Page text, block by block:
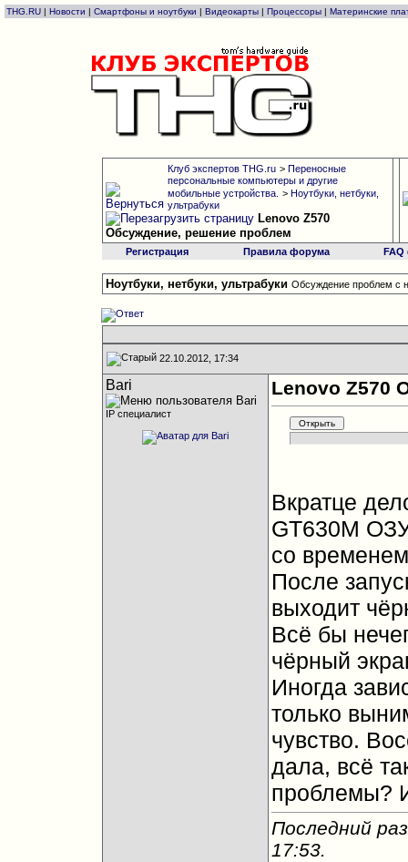
THG.RU | Новости | Смартфоны и ноутбуки | Видеокарты | Процессоры | Материнские
Клуб экспертов THG.ru > Переносные
персональные компьютеры и другие
мобильные устройства. > Ноутбуки, нетбуки,
ультрабуки
Lenovo Z570
Обсуждение, решение проблем
Регистрация Правила форума
Ноутбуки, нетбуки, ультрабуки Обсуждение проблем с
22.10.2012, 17:34
Bari
IP специалист
Lenovo Z570
Вкратце
GT630M
со
После
выходит
Всё бы
чёрный
Иногда
только
чувство.
дала, всё
проблемы?
Последний
17:53.